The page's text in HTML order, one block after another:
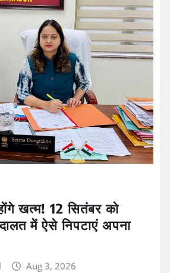
खत्म! 12 सितंबर को
में ऐसे निपटाएं अपना
Aug 3, 2026